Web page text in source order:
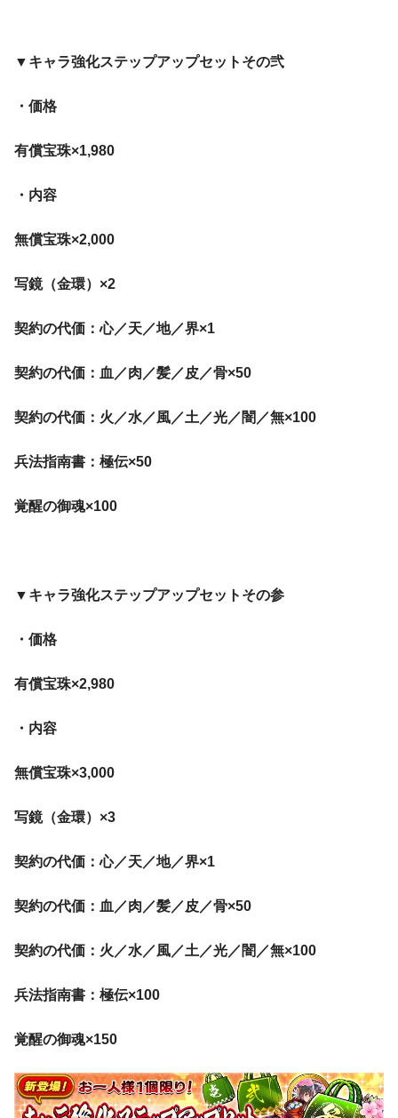
▼キャラ強化ステップアップセットその弐
・価格
有償宝珠×1,980
・内容
無償宝珠×2,000
写鏡（金環）×2
契約の代価：心／天／地／界×1
契約の代価：血／肉／髪／皮／骨×50
契約の代価：火／水／風／土／光／闇／無×100
兵法指南書：極伝×50
覚醒の御魂×100
▼キャラ強化ステップアップセットその参
・価格
有償宝珠×2,980
・内容
無償宝珠×3,000
写鏡（金環）×3
契約の代価：心／天／地／界×1
契約の代価：血／肉／髪／皮／骨×50
契約の代価：火／水／風／土／光／闇／無×100
兵法指南書：極伝×100
覚醒の御魂×150